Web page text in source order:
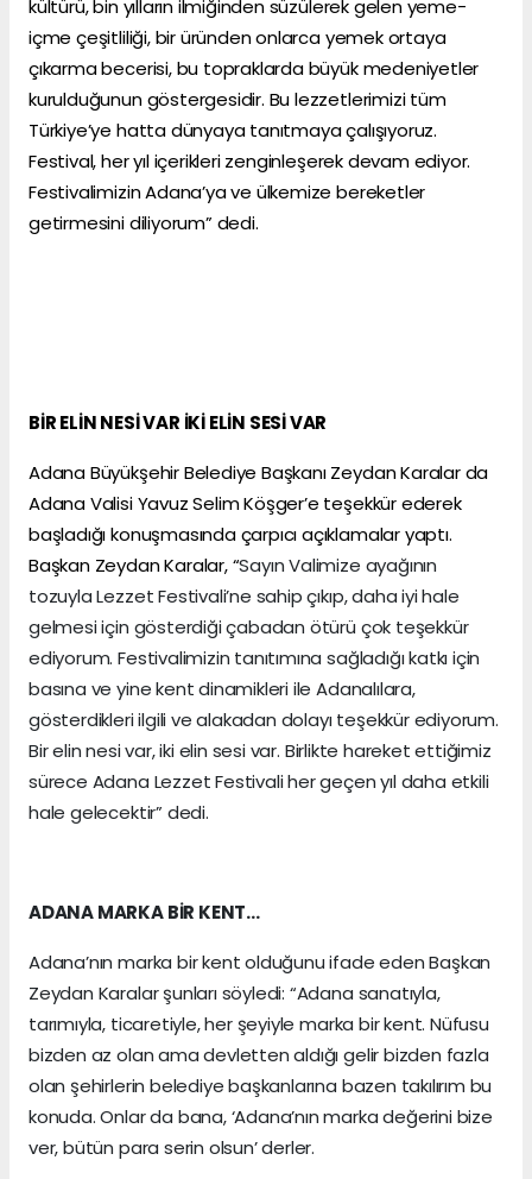
kültürü, bin yılların ilmiğinden süzülerek gelen yeme-
içme çeşitliliği, bir üründen onlarca yemek ortaya
çıkarma becerisi, bu topraklarda büyük medeniyetler
kurulduğunun göstergesidir. Bu lezzetlerimizi tüm
Türkiye’ye hatta dünyaya tanıtmaya çalışıyoruz.
Festival, her yıl içerikleri zenginleşerek devam ediyor.
Festivalimizin Adana’ya ve ülkemize bereketler
getirmesini diliyorum” dedi.
BİR ELİN NESİ VAR İKİ ELİN SESİ VAR
Adana Büyükşehir Belediye Başkanı Zeydan Karalar da
Adana Valisi Yavuz Selim Köşger’e teşekkür ederek
başladığı konuşmasında çarpıcı açıklamalar yaptı.
Başkan Zeydan Karalar, “Sayın Valimize ayağının
tozuyla Lezzet Festivali’ne sahip çıkıp, daha iyi hale
gelmesi için gösterdiği çabadan ötürü çok teşekkür
ediyorum. Festivalimizin tanıtımına sağladığı katkı için
basına ve yine kent dinamikleri ile Adanalılara,
gösterdikleri ilgili ve alakadan dolayı teşekkür ediyorum.
Bir elin nesi var, iki elin sesi var. Birlikte hareket ettiğimiz
sürece Adana Lezzet Festivali her geçen yıl daha etkili
hale gelecektir” dedi.
ADANA MARKA BİR KENT…
Adana’nın marka bir kent olduğunu ifade eden Başkan
Zeydan Karalar şunları söyledi: “Adana sanatıyla,
tarımıyla, ticaretiyle, her şeyiyle marka bir kent. Nüfusu
bizden az olan ama devletten aldığı gelir bizden fazla
olan şehirlerin belediye başkanlarına bazen takılırım bu
konuda. Onlar da bana, ‘Adana’nın marka değerini bize
ver, bütün para serin olsun’ derler.